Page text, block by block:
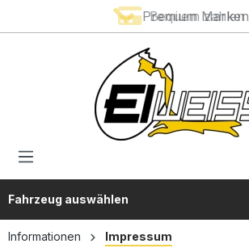
Premium Marken
Bequem zahlen
Fahrzeug auswählen
Informationen Impressum